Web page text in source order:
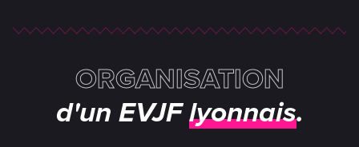
ORGANISATION
d'un EVJFlyonnais.